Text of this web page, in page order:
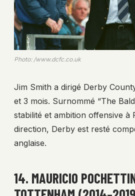
Photo: /www.dcfc.co.uk
Jim Smith a dirigé Derby
et 3 mois. Surnommé “The
stabilité et ambition offensive à
direction, Derby est resté
anglaise.
14. MAURICIO